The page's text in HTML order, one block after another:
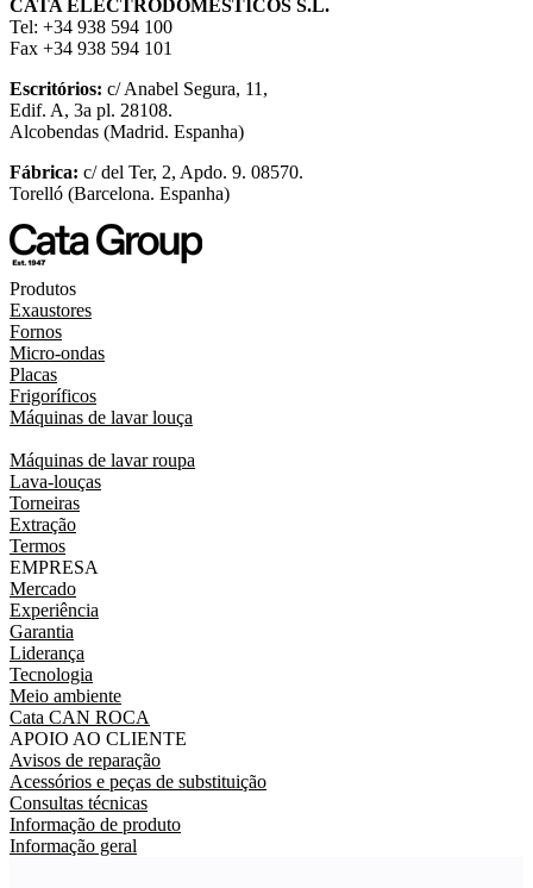
CATA ELECTRODOMÉSTICOS S.L.
Tel: +34 938 594 100
Fax +34 938 594 101
Escritórios: c/ Anabel Segura, 11,
Edif. A, 3a pl. 28108.
Alcobendas (Madrid. Espanha)
Fábrica: c/ del Ter, 2, Apdo. 9. 08570.
Torelló (Barcelona. Espanha)
Produtos
Exaustores
Fornos
Micro-ondas
Placas
Frigoríficos
Máquinas de lavar louça
Máquinas de lavar roupa
Lava-louças
Torneiras
Extração
Termos
EMPRESA
Mercado
Experiência
Garantia
Liderança
Tecnologia
Meio ambiente
Cata CAN ROCA
APOIO AO CLIENTE
Avisos de reparação
Acessórios e peças de substituição
Consultas técnicas
Informação de produto
Informação geral